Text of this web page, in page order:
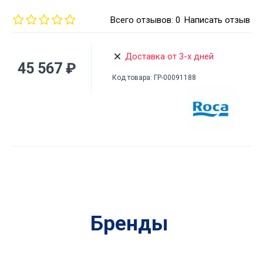
Всего отзывов: 0 Написать отзыв
45 567 ₽
Доставка от 3-х дней
Код товара: ГР-00091188
Бренды